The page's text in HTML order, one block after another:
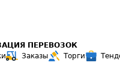
ПЕРЕВОЗОК
Заказы Торги